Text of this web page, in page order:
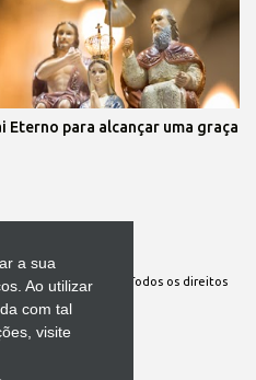
a sua
Ao utilizar
com tal
visite
Eterno para alcançar uma graça
cuida de mim. Todos os direitos